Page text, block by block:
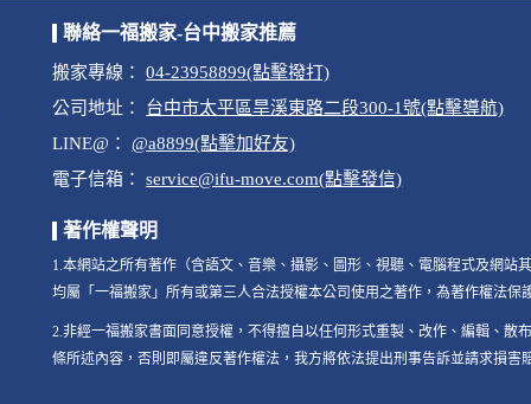
聯絡一福搬家-台中搬家推薦
搬家專線：04-23958899(點擊撥打)
公司地址： 台中市太平區旱溪東路二段300-1號(點擊導航)
LINE@：@a8899(點擊加好友)
電子信箱：service@ifu-move.com(點擊發信)
著作權聲明
1.本網站之所有著作（含語文、音樂、攝影、圖形、視聽、電腦程式及網站其
均屬「一福搬家」所有或第三人合法授權本公司使用之著作，為著作權法保
2.非經一福搬家書面同意授權，不得擅自以任何形式重製、改作、編輯、散
條所述內容，否則即屬違反著作權法，我方將依法提出刑事告訴並請求損害